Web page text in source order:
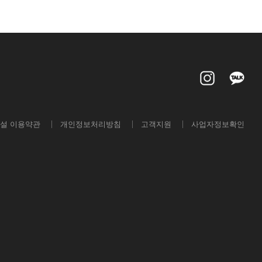
이용약관 개인정보처리방침 고객지원 사업자정보확인